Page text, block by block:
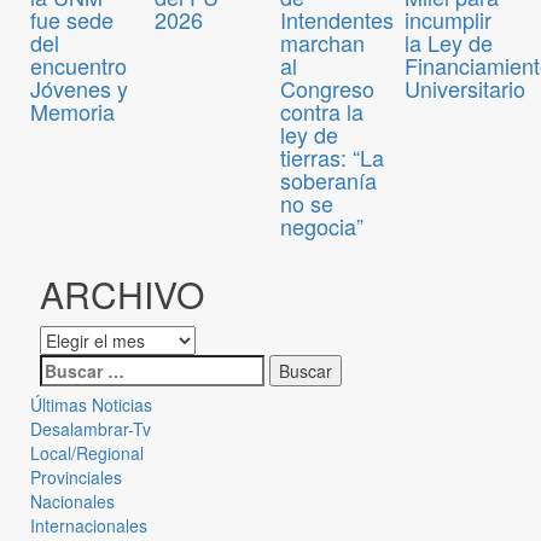
fue sede
del
encuentro
Jóvenes y
Memoria
2026 Intendentes
marchan
al
Congreso
contra la
ley de
tierras: “La
soberanía
no se
negocia”
incumplir
la Ley de
Universitario
ARCHIVO
Últimas Noticias
Desalambrar-Tv
Local/Regional
Provinciales
Nacionales
Internacionales